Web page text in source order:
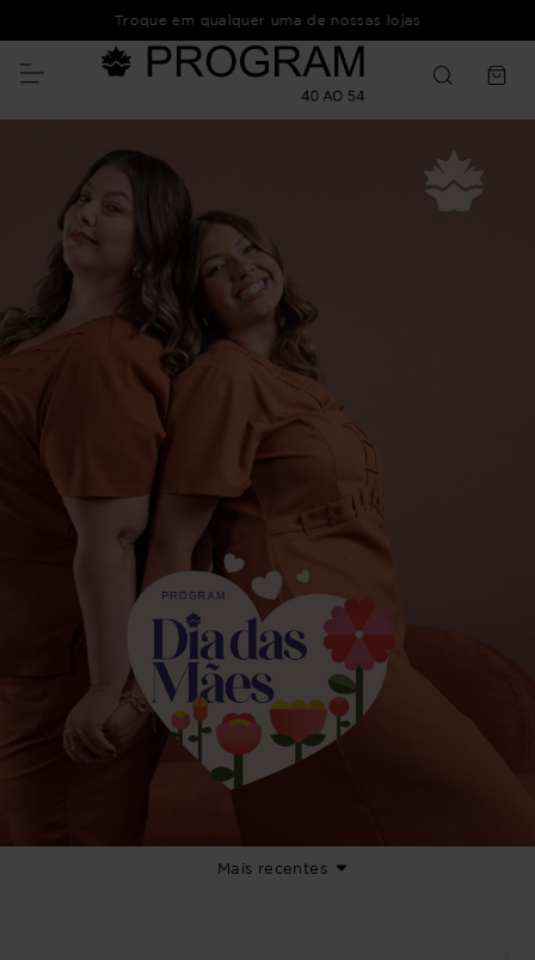
Troque em qualquer uma de nossas lojas
Mais recentes